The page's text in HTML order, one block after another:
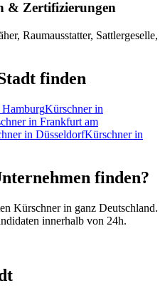
& Zertifizierungen
Raumausstatter, Sattlergeselle,
finden
HamburgKürschnerin
in Frankfurt am
in DüsseldorfKürschnerin
finden?
Kürschnerin ganz Deutschland.
innerhalb von 24h.